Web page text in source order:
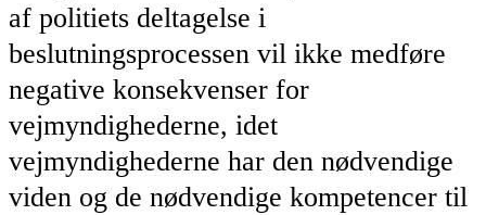
af politiets deltagelse i
beslutningsprocessen vil ikke medføre
negative konsekvenser for
vejmyndighederne, idet
vejmyndighederne har den nødvendige
viden og de nødvendige kompetencer til